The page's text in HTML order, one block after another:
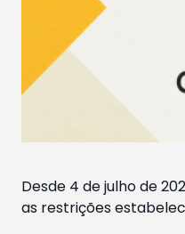
Desde 4 de julho de
as restrições